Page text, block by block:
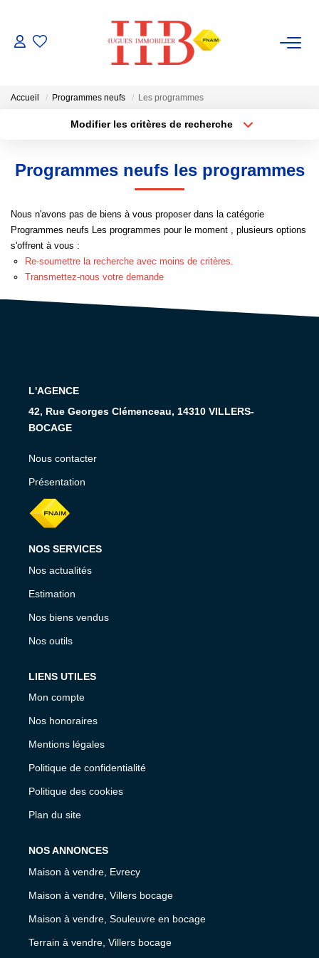
Notre Équipe
Accueil Programmes neufs Les programmes
Modifier les critères de recherche
Sélectionnez...
Type de bien
Surface min
Budget max Plus de critères
Programmes neufs les programmes
Nous n'avons pas de biens à vous proposer dans la catégorie
Programmes neufs Les programmes pour le moment , plusieurs options
s'offrent à vous :
Re-soumettre la recherche avec moins de critères.
Transmettez-nous votre demande
L'AGENCE
42, Rue Georges Clémenceau, 14310 VILLERS-
BOCAGE
Nous contacter
Présentation
NOS SERVICES
Nos actualités
Estimation
Nos biens vendus
Nos outils
LIENS UTILES
Mon compte
Nos honoraires
Mentions légales
Politique de confidentialité
Politique des cookies
Plan du site
NOS ANNONCES
Maison à vendre, Evrecy
Maison à vendre, Villers bocage
Maison à vendre, Souleuvre en bocage
Terrain à vendre, Villers bocage